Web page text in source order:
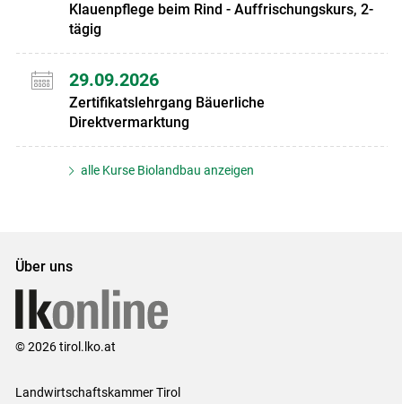
Klauenpflege beim Rind - Auffrischungskurs, 2-
tägig
29.09.2026
Zertifikatslehrgang Bäuerliche
Direktvermarktung
alle Kurse Biolandbau anzeigen
Über uns
© 2026 tirol.lko.at
Landwirtschaftskammer Tirol